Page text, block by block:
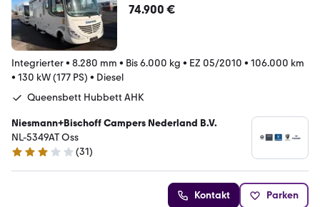
74.900 €
Integrierter• 8.280 mm • Bis 6.000 kg • EZ 05/2010 • 106.000 km
• 130 kW (177 PS) • Diesel
Queensbett Hubbett AHK
Niesmann+Bischoff Campers Nederland B.V.
NL-5349AT Oss
3.2 Sterne
(31)
Kontakt Parken